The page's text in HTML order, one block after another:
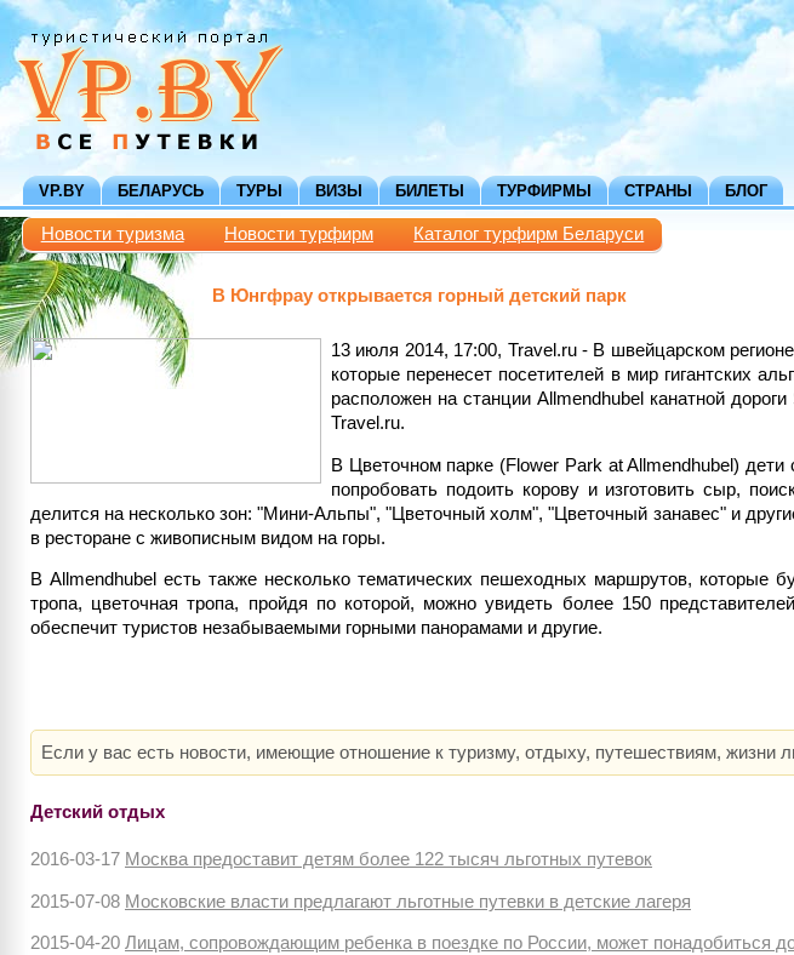
VP.BY БЕЛАРУСЬ ТУРЫ ВИЗЫ БИЛЕТЫ ТУРФИРМЫ СТРАНЫ БЛОГ
Новости туризма Новости турфирм Каталог турфирм Беларуси
В Юнгфрау открывается горный детский парк
13 июля 2014, 17:00, Travel.ru - В швейцарском
которые перенесет посетителей в мир гигантских
расположен на станции Allmendhubel канатной
Travel.ru.
В Цветочном парке (Flower Park at Allmendhubel) дети
попробовать подоить корову и изготовить сыр,
делится на несколько зон: "Мини-Альпы", "Цветочный холм", "Цветочный занавес" и
в ресторане с живописным видом на горы.
В Allmendhubel есть также несколько тематических пешеходных маршрутов, которые
тропа, цветочная тропа, пройдя по которой, можно увидеть более 150
обеспечит туристов незабываемыми горными панорамами и другие.
Если у вас есть новости, имеющие отношение к туризму, отдыху, путешествиям, жизни
Детский отдых
2016-03-17 Москва предоставит детям более 122 тысяч льготных путевок
2015-07-08 Московские власти предлагают льготные путевки в детские лагеря
2015-04-20 Лицам, сопровождающим ребенка в поездке по России, может понадобиться